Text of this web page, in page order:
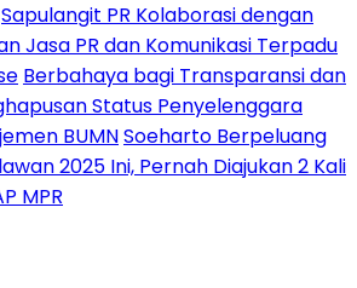
Sapulangit PR Kolaborasi dengan
Jasa PR dan Komunikasi Terpadu
Berbahaya bagi Transparansi dan
Status Penyelenggara
BUMNSoeharto Berpeluang
2025 Ini, Pernah Diajukan 2 Kali
MPR